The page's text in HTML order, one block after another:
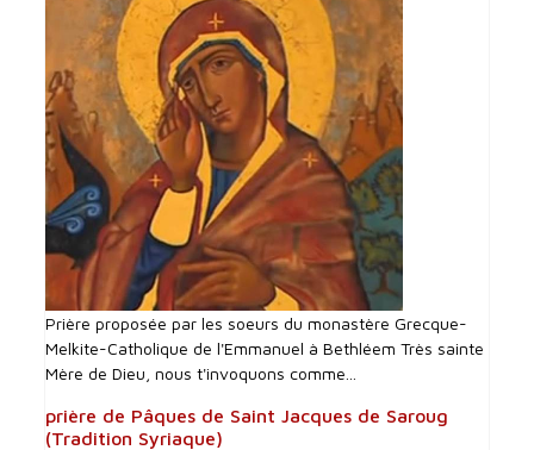
Prière proposée par les soeurs du monastère Grecque-
Melkite-Catholique de l'Emmanuel à Bethléem Très sainte
Mère de Dieu, nous t'invoquons comme...
prière de Pâques de Saint Jacques de Saroug
(Tradition Syriaque)